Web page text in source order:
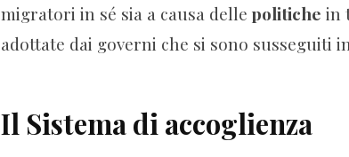
migratori in sé sia a causa delle politiche in
adottate dai governi che si sono susseguiti
Il Sistema di accoglienza